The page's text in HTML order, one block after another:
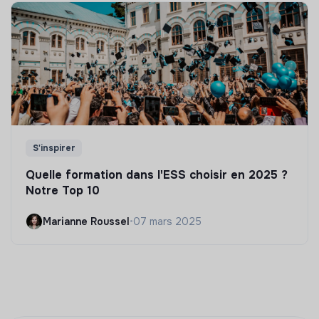
S'inspirer
Quelle formation dans l'ESS choisir en 2025 ?
Notre Top 10
Marianne Roussel•07 mars 2025